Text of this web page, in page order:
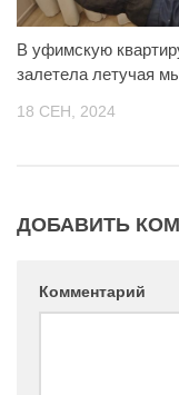
В уфимскую
залетела летучая
18 СЕН, 2024
ДОБАВИТЬ
Комментарий